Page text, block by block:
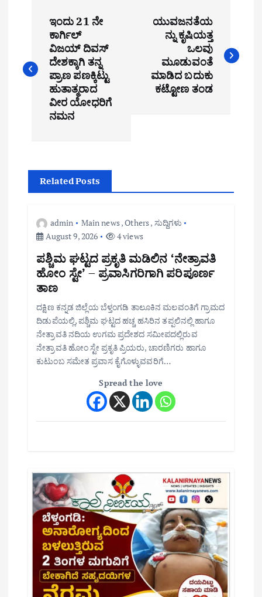
s
t
g
ಇಂದು 21 ನೇ
ಕಾರ್ಗಿಲ್
ವಿಜಯ್ ದಿವಸ್
ದೇಶಕ್ಕಾಗಿ ತನ್ನ
ಪ್ರಾಣ ಪಣಕ್ಕಿಟ್ಟು
ಹುತಾತ್ಮರಾದ
ವೀರ ಯೋಧರಿಗೆ
ನಮನ
ಯುವಜನತೆಯ
ನ್ನು ಕೃಷಿಯತ್ತ
ಒಲವು
ಮೂಡುವಂತೆ
ಮಾಡಿದ ಬದುಕು
ಕಟ್ಟೋಣ ತಂಡ
Related Posts
admin Main news,Others, ಸುದ್ದಿಗಳು
August 9, 2026
4 views
ಪಶ್ಚಿಮ ಘಟ್ಟದ ಪ್ರಕೃತಿ ಮಡಿಲಿನ ‘ನೇತ್ರಾವತಿ
ಹೋಂ ಸ್ಟೇ’ – ಪ್ರವಾಸಿಗರಿಗಾಗಿ ಪರಿಪೂರ್ಣ
ತಾಣ
ದಕ್ಷಿಣ ಕನ್ನಡ ಜಿಲ್ಲೆಯ ಬೆಳ್ತಂಗಡಿ ತಾಲೂಕಿನ ಮಲವಂತಿಗೆ ಗ್ರಾಮದ
ದಿಡುಪೆಯಲ್ಲಿ, ಪಶ್ಚಿಮ ಘಟ್ಟದ ಹಚ್ಚ ಹಸಿರಿನ ತಪ್ಪಲಿನಲ್ಲಿ ಹಾಗೂ
ನೇತ್ರಾವತಿ ನದಿಯ ಉಗಮ ಪ್ರದೇಶದ ಸಮೀಪದಲ್ಲಿರುವ
ನೇತ್ರಾವತಿ ಹೋಂ ಸ್ಟೇ ಪ್ರಕೃತಿ ಪ್ರಿಯರು, ಚಾರಣಿಗರು ಹಾಗೂ
ಕುಟುಂಬ ಸಮೇತ ಪ್ರವಾಸ ಕೈಗೊಳ್ಳುವವರಿಗೆ…
Spread the love